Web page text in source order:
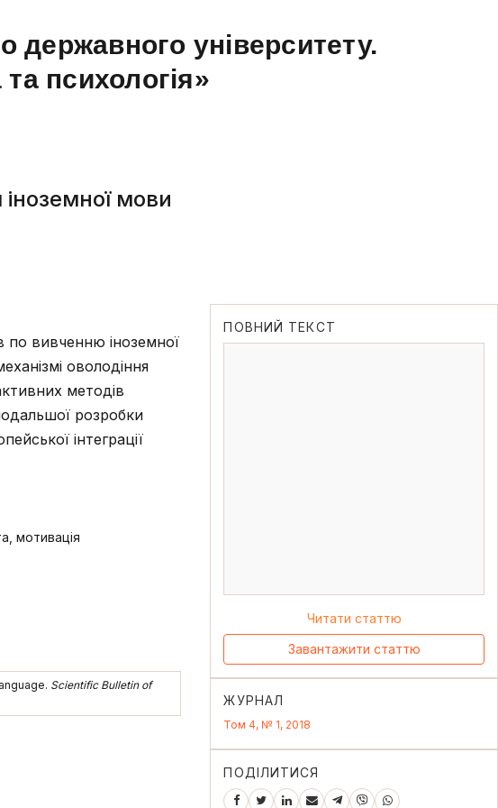
державного університету.
психологія»
мови
по вивченню іноземної
оволодіння
методів
розробки
інтеграції
мотивація
Scientific Bulletin of
ПОВНИЙ ТЕКСТ
Читати статтю
Завантажити статтю
ЖУРНАЛ
Том 4, № 1, 2018
ПОДІЛИТИСЯ